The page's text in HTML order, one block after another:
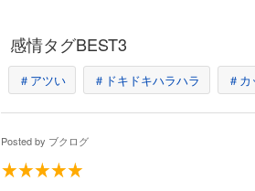
感情タグBEST3
＃アツい ＃ドキドキハラハラ ＃
Posted by ブクログ